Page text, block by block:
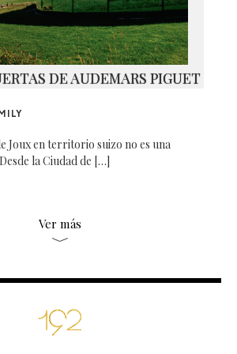
DE AUDEMARS PIGUET
Joux en territorio suizo no es una
la Ciudad de […]
Ver más